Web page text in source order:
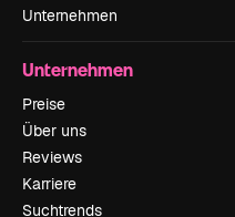
Unternehmen
Unternehmen
Preise
Über uns
Reviews
Karriere
Suchtrends